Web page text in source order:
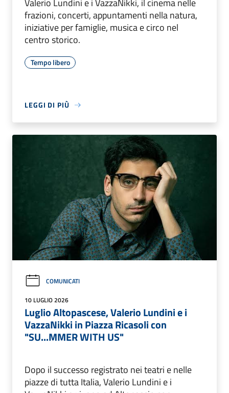
Valerio Lundini e i VazzaNikki, il cinema nelle
frazioni, concerti, appuntamenti nella natura,
iniziative per famiglie, musica e circo nel
centro storico.
Tempo libero
LEGGI DI PIÙ
COMUNICATI
10 LUGLIO 2026
Luglio Altopascese, Valerio Lundini e i
VazzaNikki in Piazza Ricasoli con
"SU...MMER WITH US"
Dopo il successo registrato nei teatri e nelle
piazze di tutta Italia, Valerio Lundini e i